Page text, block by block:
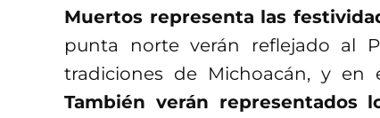
Muertos representa las
punta norte verán reflejado al
tradiciones de Michoacán, y en
También verán